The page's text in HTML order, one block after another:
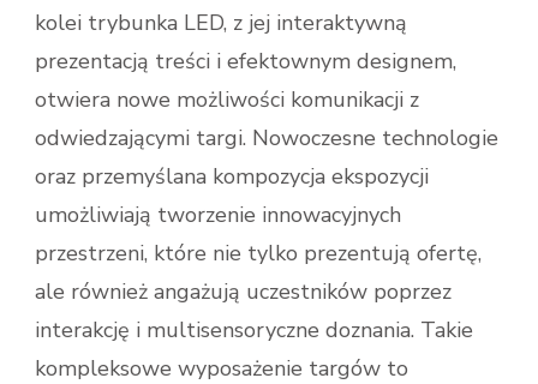
kolei trybunka LED, z jej interaktywną
prezentacją treści i efektownym designem,
otwiera nowe możliwości komunikacji z
odwiedzającymi targi. Nowoczesne technologie
oraz przemyślana kompozycja ekspozycji
umożliwiają tworzenie innowacyjnych
przestrzeni, które nie tylko prezentują ofertę,
ale również angażują uczestników poprzez
interakcję i multisensoryczne doznania. Takie
kompleksowe wyposażenie targów to